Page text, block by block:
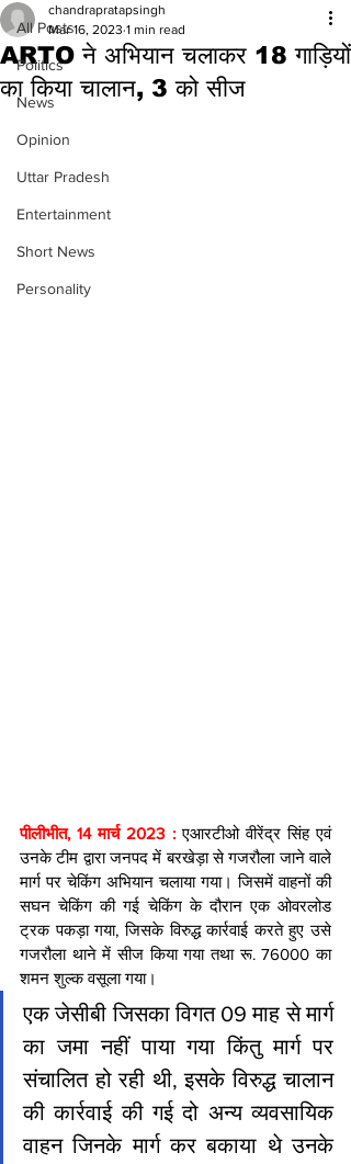
All Posts
Politics
News
Opinion
Uttar Pradesh
Entertainment
Short News
Personality
ARTO ने अभियान चलाकर 18 गाड़ियों
का किया चालान, 3 को सीज
chandrapratapsingh
Mar 16, 2023 1 min read
पीलीभीत, 14 मार्च 2023 : एआरटीओ वीरेंद्र सिंह एवं
उनके टीम द्वारा जनपद में बरखेड़ा से गजरौला जाने वाले
मार्ग पर चेकिंग अभियान चलाया गया। जिसमें वाहनों की
सघन चेकिंग की गई चेकिंग के दौरान एक ओवरलोड
ट्रक पकड़ा गया, जिसके विरुद्ध कार्रवाई करते हुए उसे
गजरौला थाने में सीज किया गया तथा रू. 76000 का
शमन शुल्क वसूला गया।
एक जेसीबी जिसका विगत 09 माह से मार्ग
का जमा नहीं पाया गया किंतु मार्ग पर
संचालित हो रही थी, इसके विरुद्ध चालान
की कार्रवाई की गई दो अन्य व्यवसायिक
वाहन जिनके मार्ग कर बकाया थे उनके